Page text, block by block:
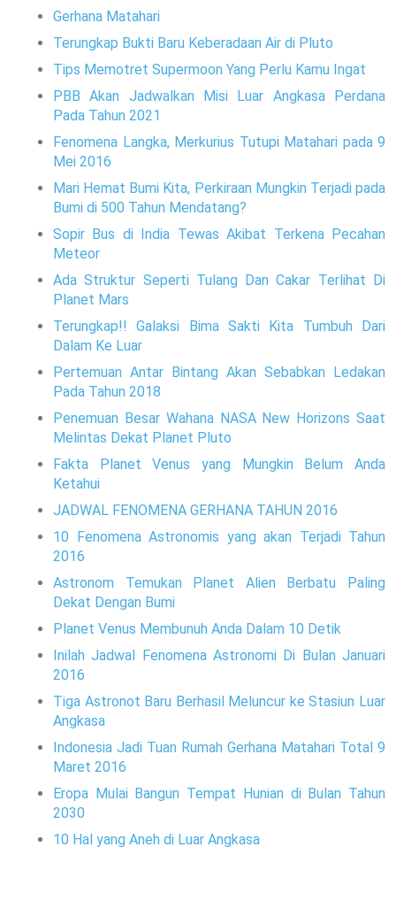
Gerhana Matahari
Terungkap Bukti Baru Keberadaan Air di Pluto
Tips Memotret Supermoon Yang Perlu Kamu Ingat
PBB Akan Jadwalkan Misi Luar Angkasa Perdana
Pada Tahun 2021
Fenomena Langka, Merkurius Tutupi Matahari pada 9
Mei 2016
Mari Hemat Bumi Kita, Perkiraan Mungkin Terjadi pada
Bumi di 500 Tahun Mendatang?
Sopir Bus di India Tewas Akibat Terkena Pecahan
Meteor
Ada Struktur Seperti Tulang Dan Cakar Terlihat Di
Planet Mars
Terungkap!! Galaksi Bima Sakti Kita Tumbuh Dari
Dalam Ke Luar
Pertemuan Antar Bintang Akan Sebabkan Ledakan
Pada Tahun 2018
Penemuan Besar Wahana NASA New Horizons Saat
Melintas Dekat Planet Pluto
Fakta Planet Venus yang Mungkin Belum Anda
Ketahui
JADWAL FENOMENA GERHANA TAHUN 2016
10 Fenomena Astronomis yang akan Terjadi Tahun
2016
Astronom Temukan Planet Alien Berbatu Paling
Dekat Dengan Bumi
Planet Venus Membunuh Anda Dalam 10 Detik
Inilah Jadwal Fenomena Astronomi Di Bulan Januari
2016
Tiga Astronot Baru Berhasil Meluncur ke Stasiun Luar
Angkasa
Indonesia Jadi Tuan Rumah Gerhana Matahari Total 9
Maret 2016
Eropa Mulai Bangun Tempat Hunian di Bulan Tahun
2030
10 Hal yang Aneh di Luar Angkasa